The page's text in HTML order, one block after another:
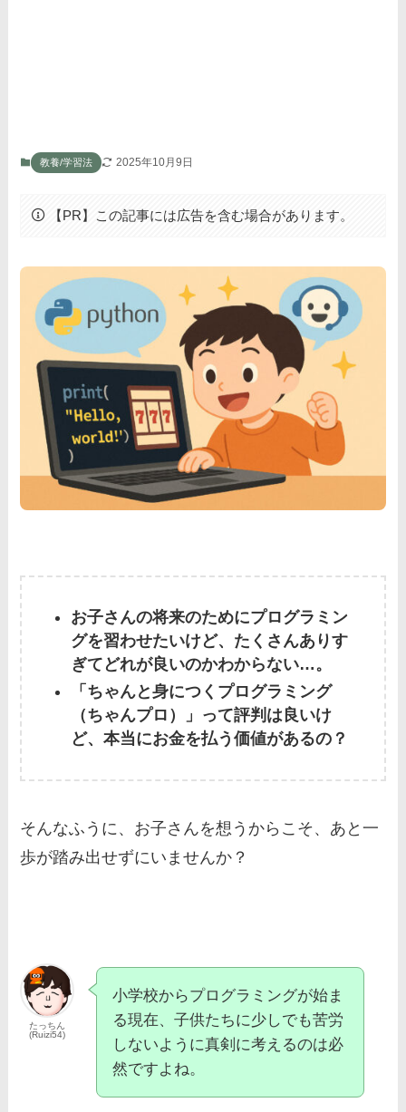
教養/学習法 2025年10月9日
【PR】この記事には広告を含む場合があります。
お子さんの将来のためにプログラミン
グを習わせたいけど、たくさんありす
ぎてどれが良いのかわからない…。
「ちゃんと身につくプログラミング
（ちゃんプロ）」って評判は良いけ
ど、本当にお金を払う価値があるの？
そんなふうに、お子さんを想うからこそ、あと一
歩が踏み出せずにいませんか？
たっちん
(Ruizi54)
小学校からプログラミングが始ま
る現在、子供たちに少しでも苦労
しないように真剣に考えるのは必
然ですよね。